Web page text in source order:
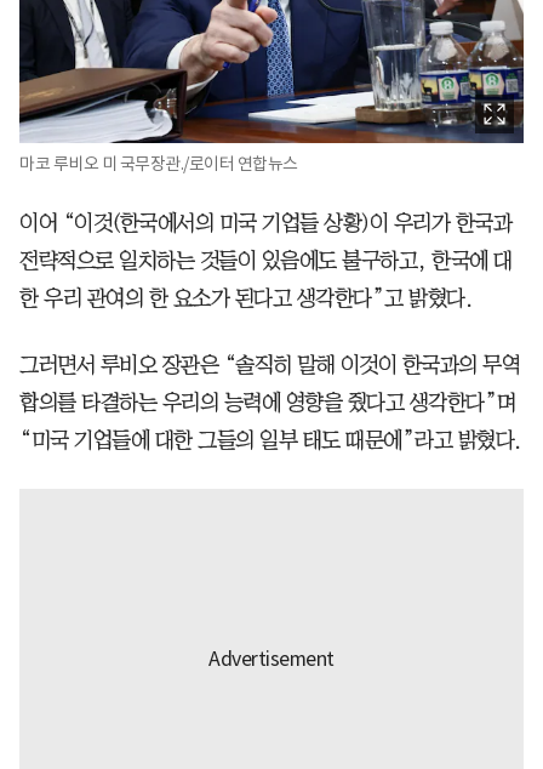
마코 루비오 미 국무장관./로이터 연합뉴스
이어 “이것(한국에서의 미국 기업들 상황)이 우리가 한국과
전략적으로 일치하는 것들이 있음에도 불구하고, 한국에 대
한 우리 관여의 한 요소가 된다고 생각한다”고 밝혔다.
그러면서 루비오 장관은 “솔직히 말해 이것이 한국과의 무역
합의를 타결하는 우리의 능력에 영향을 줬다고 생각한다”며
“미국 기업들에 대한 그들의 일부 태도 때문에”라고 밝혔다.